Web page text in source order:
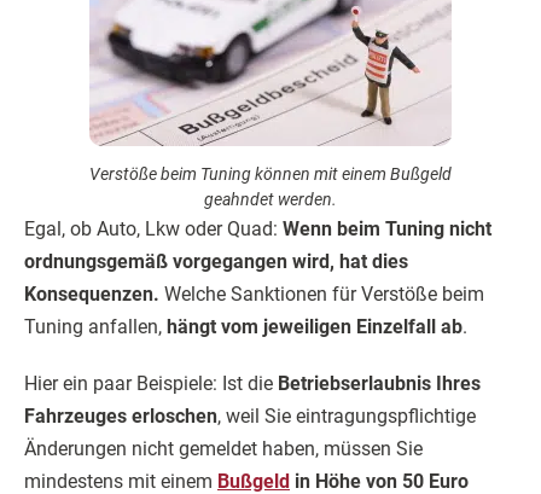
Verstöße beim Tuning können mit einem Bußgeld
geahndet werden.
Egal, ob Auto, Lkw oder Quad: Wenn beim Tuning nicht
ordnungsgemäß vorgegangen wird, hat dies
Konsequenzen. Welche Sanktionen für Verstöße beim
Tuning anfallen, hängt vom jeweiligen Einzelfall ab.
Hier ein paar Beispiele: Ist die Betriebserlaubnis Ihres
Fahrzeuges erloschen, weil Sie eintragungspflichtige
Änderungen nicht gemeldet haben, müssen Sie
mindestens mit einem Bußgeld in Höhe von 50 Euro